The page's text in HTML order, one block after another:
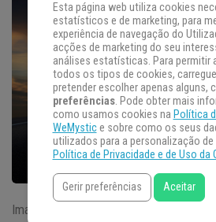
Imagine a cena:
Esta página web utiliza cookies
estatísticos e de marketing, para
experiência de navegação do
acções de marketing do seu
análises estatísticas. Para permitir
todos os tipos de cookies,
pretender escolher apenas alguns,
preferências. Pode obter mais
como usamos cookies na Política
WeMystice sobre como os seus
utilizados para a personalização de
Política de Privacidade e de Uso da
Gerir preferências Aceitar